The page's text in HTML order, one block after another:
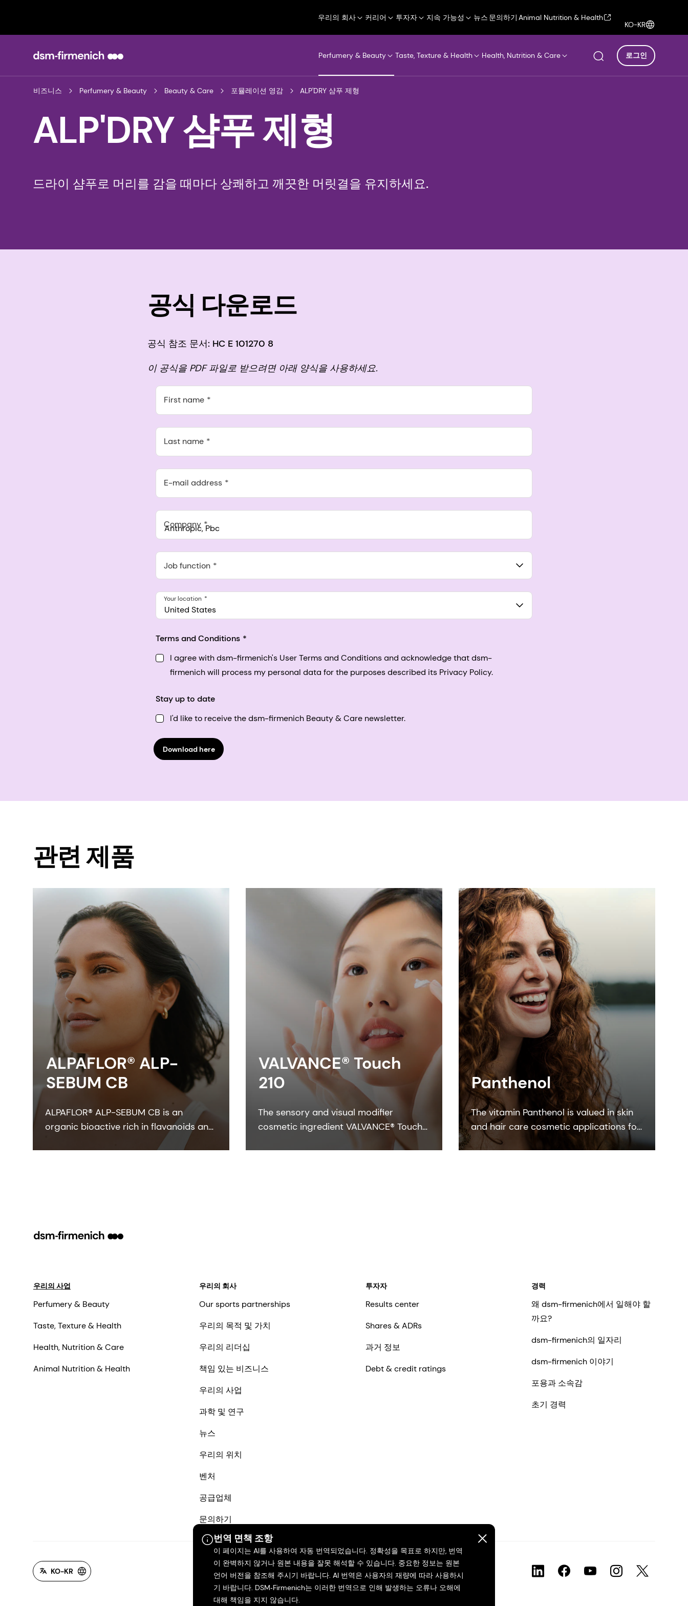
우리의 회사 커리어 투자자 지속 가능성 뉴스 문의하기 Animal Nutrition & Health
KO-KR
Perfumery & Beauty Taste, Texture & Health Health, Nutrition & Care 로그인
비즈니스 Perfumery & Beauty Beauty & Care 포뮬레이션 영감 ALP'DRY 샴푸 제형
ALP'DRY 샴푸 제형
드라이 샴푸로 머리를 감을 때마다 상쾌하고 깨끗한 머릿결을 유지하세요.
공식 다운로드
공식 참조 문서: HC E 101270 8
이 공식을 PDF 파일로 받으려면 아래 양식을 사용하세요.
First name
Last name
E-mail address
Company
Anthropic, PBC
548 Market St Pmb 90375, San Francisco, California, US
Job function
United States
Your location
Terms and Conditions
I agree with dsm-firmenich's User Terms and Conditions and acknowledge that dsm-
firmenich will process my personal data for the purposes described its Privacy Policy.
Stay up to date
I'd like to receive the dsm-firmenich Beauty & Care newsletter.
Download here
관련 제품
ALPAFLOR® ALP-
SEBUM CB
ALPAFLOR® ALP-SEBUM CB is an
organic bioactive rich in flavanoids and
oenothein B - key compounds that
VALVANCE® Touch
210
The sensory and visual modifier
cosmetic ingredient VALVANCE® Touch
210 provides anti-shine, silky touch and
Panthenol
The vitamin Panthenol is valued in skin
and hair care cosmetic applications for
its moisturizing properties. It soothes
번역 면책 조항
이 페이지는 AI를 사용하여 자동 번역되었습니다. 정확성을 목표로 하지만, 번역
이 완벽하지 않거나 원본 내용을 잘못 해석할 수 있습니다. 중요한 정보는 원본
언어 버전을 참조해 주시기 바랍니다. AI 번역은 사용자의 재량에 따라 사용하시
기 바랍니다. DSM‑Firmenich는 이러한 번역으로 인해 발생하는 오류나 오해에
대해 책임을 지지 않습니다.
우리의 사업
Perfumery & Beauty
Taste, Texture & Health
Health, Nutrition & Care
Animal Nutrition & Health
우리의 회사
Our sports partnerships
우리의 목적 및 가치
우리의 리더십
책임 있는 비즈니스
우리의 사업
과학 및 연구
뉴스
우리의 위치
벤처
공급업체
문의하기
투자자
Results center
Shares & ADRs
과거 정보
Debt & credit ratings
경력
왜 dsm-firmenich에서 일해야 할
까요?
dsm-firmenich의 일자리
dsm-firmenich 이야기
포용과 소속감
초기 경력
KO-KR